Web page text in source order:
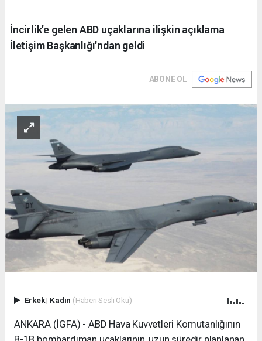
İncirlik’e gelen ABD uçaklarına ilişkin açıklama
İletişim Başkanlığı'ndan geldi
ABONE OL
Erkek| Kadın (Haberi Sesli Oku)
ANKARA (İGFA) - ABD Hava Kuvvetleri Komutanlığının